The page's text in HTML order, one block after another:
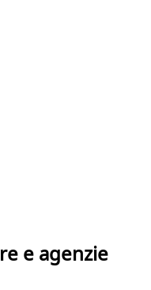
e agenzie